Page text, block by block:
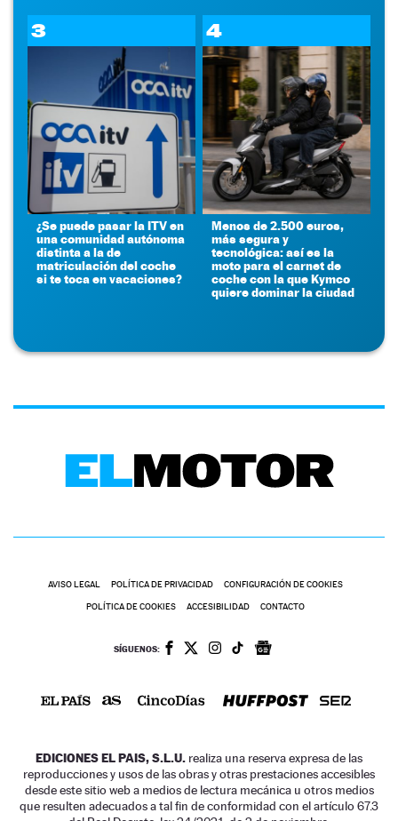
3
¿Se puede pasar la ITV en
una comunidad autónoma
distinta a la de
matriculación del coche
si te toca en vacaciones?
4
Menos de 2.500 euros,
más segura y
tecnológica: así es la
moto para el carnet de
coche con la que Kymco
quiere dominar la ciudad
AVISO LEGAL POLÍTICA DE PRIVACIDAD CONFIGURACIÓN DE COOKIES
POLÍTICA DE COOKIES ACCESIBILIDAD CONTACTO
SÍGUENOS:
EDICIONES EL PAIS, S.L.U. realiza una reserva expresa de las
reproducciones y usos de las obras y otras prestaciones accesibles
desde este sitio web a medios de lectura mecánica u otros medios
que resulten adecuados a tal fin de conformidad con el artículo 67.3